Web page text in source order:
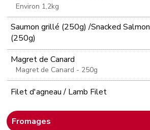
Environ 1,2kg
Saumon grillé (250g) /Snacked Salmon
(250g)
Magret de Canard
Magret de Canard - 250g
Filet d'agneau / Lamb Filet
Fromages